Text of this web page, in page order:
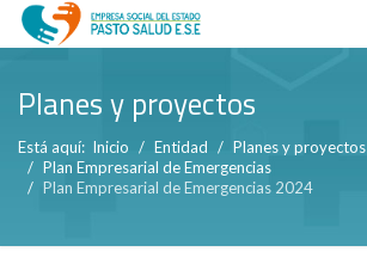
Planes y proyectos
Está aquí: Inicio Entidad
Planes y proyectos
Plan Empresarial de Emergencias
Plan Empresarial de Emergencias 2024